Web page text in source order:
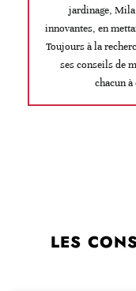
jardinage,
innovantes, en
Toujours à la
ses conseils de
chacun à
LES